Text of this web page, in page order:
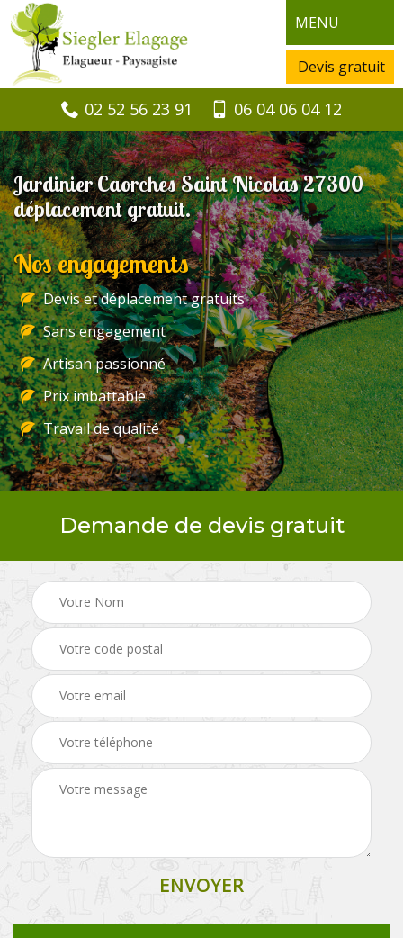
MENU
Devis gratuit
02 52 56 23 91 06 04 06 04 12
Jardinier Caorches Saint Nicolas 27300
déplacement gratuit.
Nos engagements
Devis et déplacement gratuits
Sans engagement
Artisan passionné
Prix imbattable
Travail de qualité
Demande de devis gratuit